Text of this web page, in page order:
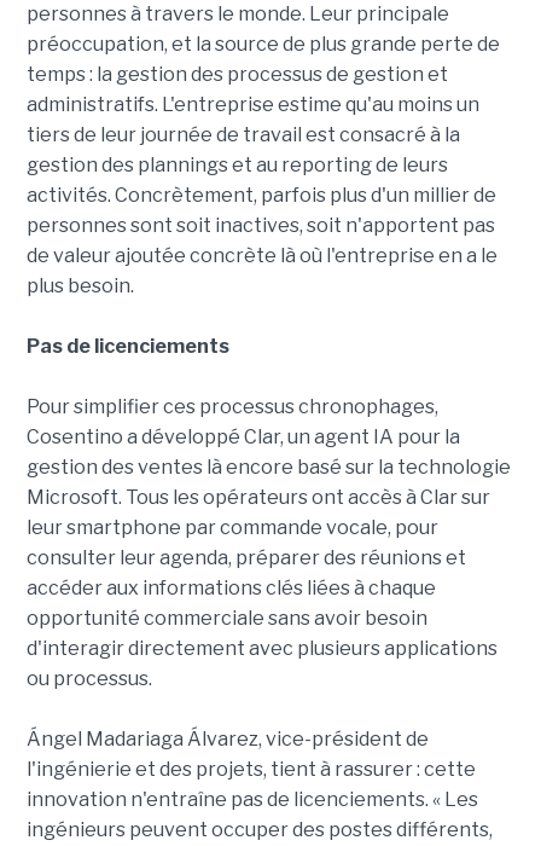
personnes à travers le monde. Leur principale
préoccupation, et la source de plus grande perte de
temps : la gestion des processus de gestion et
administratifs. L'entreprise estime qu'au moins un
tiers de leur journée de travail est consacré à la
gestion des plannings et au reporting de leurs
activités. Concrètement, parfois plus d'un millier de
personnes sont soit inactives, soit n'apportent pas
de valeur ajoutée concrète là où l'entreprise en a le
plus besoin.
Pas de licenciements
Pour simplifier ces processus chronophages,
Cosentino a développé Clar, un agent IA pour la
gestion des ventes là encore basé sur la technologie
Microsoft. Tous les opérateurs ont accès à Clar sur
leur smartphone par commande vocale, pour
consulter leur agenda, préparer des réunions et
accéder aux informations clés liées à chaque
opportunité commerciale sans avoir besoin
d'interagir directement avec plusieurs applications
ou processus.
Ángel Madariaga Álvarez, vice-président de
l'ingénierie et des projets, tient à rassurer : cette
innovation n'entraîne pas de licenciements. « Les
ingénieurs peuvent occuper des postes différents,